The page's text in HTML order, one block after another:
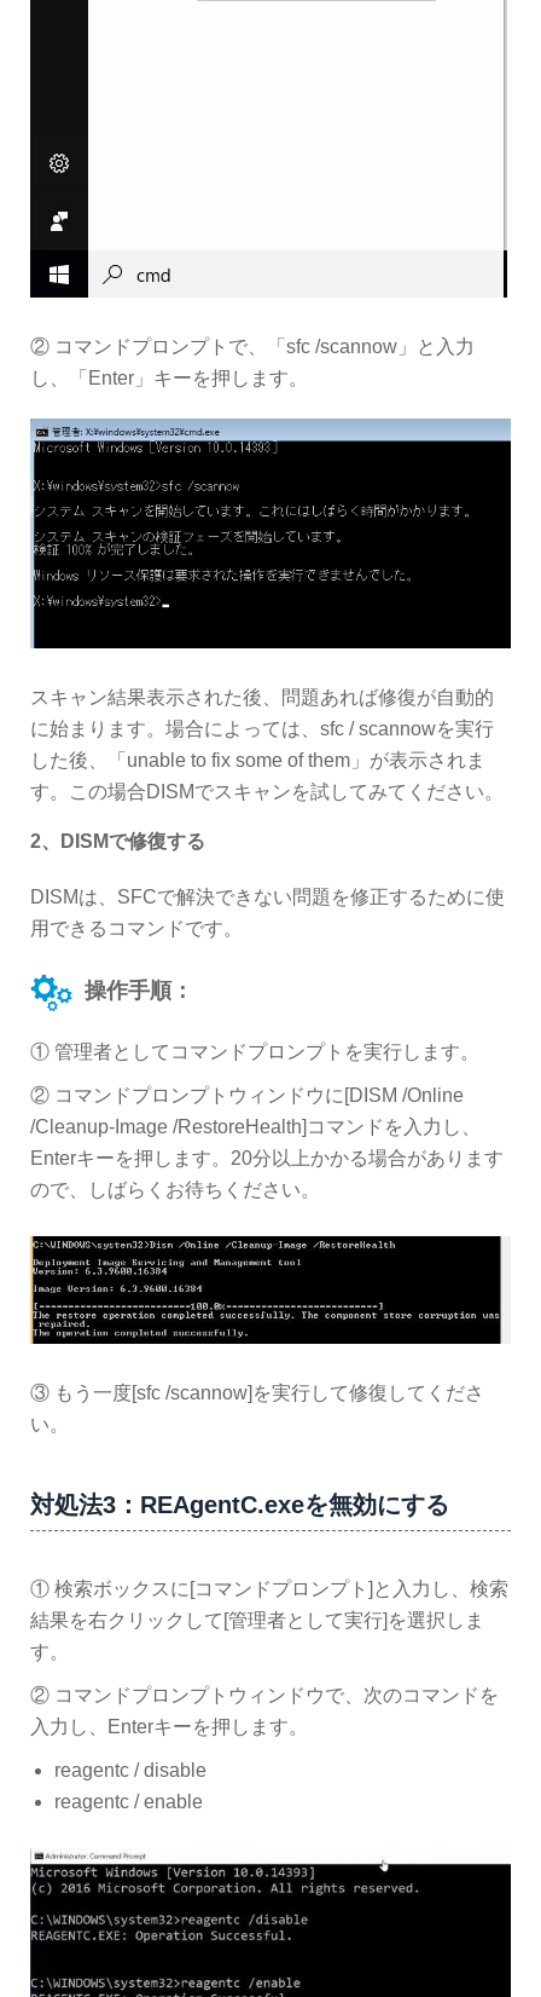
② コマンドプロンプトで、「sfc /scannow」と入力
し、「Enter」キーを押します。
スキャン結果表示された後、問題あれば修復が自動的
に始まります。場合によっては、sfc / scannowを実行
した後、「unable to fix some of them」が表示されま
す。この場合DISMでスキャンを試してみてください。
2、DISMで修復する
DISMは、SFCで解決できない問題を修正するために使
用できるコマンドです。
操作手順：
① 管理者としてコマンドプロンプトを実行します。
② コマンドプロンプトウィンドウに[DISM /Online
/Cleanup-Image /RestoreHealth]コマンドを入力し、
Enterキーを押します。20分以上かかる場合があります
ので、しばらくお待ちください。
③ もう一度[sfc /scannow]を実行して修復してくださ
い。
対処法3：REAgentC.exeを無効にする
① 検索ボックスに[コマンドプロンプト]と入力し、検索
結果を右クリックして[管理者として実行]を選択しま
す。
② コマンドプロンプトウィンドウで、次のコマンドを
入力し、Enterキーを押します。
reagentc / disable
reagentc / enable